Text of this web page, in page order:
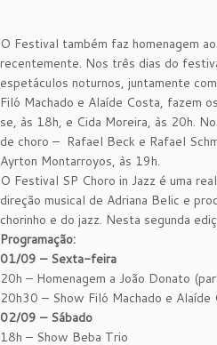
O Festival também faz homenagem
recentemente. Nos três dias do
espetáculos noturnos, juntamente
Filó Machado e Alaíde Costa, fazem
se, às 18h, e Cida Moreira, às 20h.
de choro – Rafael Beck e Rafael
Ayrton Montarroyos, às 19h.
O Festival SP Choro in Jazz é uma
direção musical de Adriana Belic e
chorinho e do jazz. Nesta segunda
Programação:
01/09 – Sexta-feira
20h – Homenagem a João Donato
20h30 – Show Filó Machado e Alaíde
02/09 – Sábado
18h – Show Beba Trio